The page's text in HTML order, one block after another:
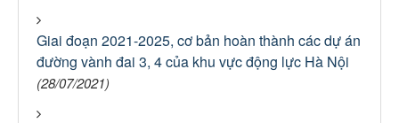
Giai đoạn 2021-2025, cơ bản hoàn thành các dự án
đường vành đai 3, 4 của khu vực động lực Hà Nội
(28/07/2021)